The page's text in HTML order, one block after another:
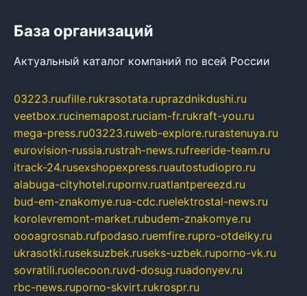
База организаций
Актуальный каталог компаний по всей России
03223.ruufille.rukrasotata.ruprazdnikdushi.ru
veetbox.rucinemapost.ruciam-fr.rukraft-you.ru
mega-press.ru03223.ruweb-explore.rurastenuya.ru
eurovision-russia.rustrah-news.rufreeride-team.ru
itrack-24.rusexshopexpress.ruautostudiopro.ru
alabuga-cityhotel.rupornv.ruatlantpereezd.ru
bud-em-znakomye.rua-cdc.ruelektrostal-news.ru
korolevremont-market.rubudem-znakomye.ru
oooagrosnab.rufpodaso.ruemfire.rupro-otdelky.ru
ukrasotki.ruseksuzbek.ruseks-uzbek.ruporno-vk.ru
sovratili.ruolecoon.ruvd-dosug.ruadonyev.ru
rbc-news.ruporno-skvirt.rukrospr.ru